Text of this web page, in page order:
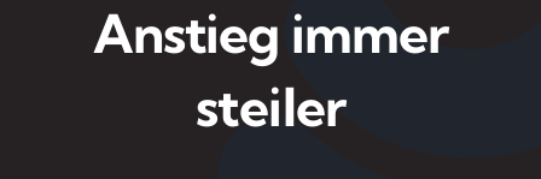
Anstieg immer
steiler